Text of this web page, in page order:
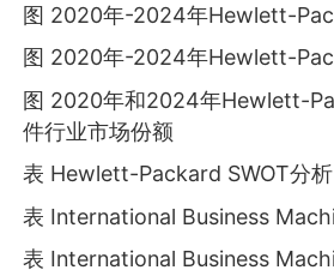
图 2020年-2024年Hewlett-
图 2020年-2024年Hewlett-
图 2020年和2024年Hewlett-
件行业市场份额
表 Hewlett-Packard SWOT分析
表 International Business
表 International Business